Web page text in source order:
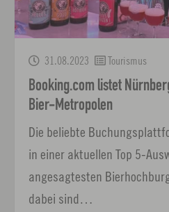
31.08.2023 Tourismus
Booking.com listet
Bier-Metropolen
Die beliebte
in einer aktuellen Top 5-
angesagtesten
dabei sind…